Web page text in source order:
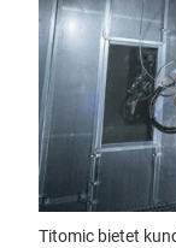
Titomic bietet